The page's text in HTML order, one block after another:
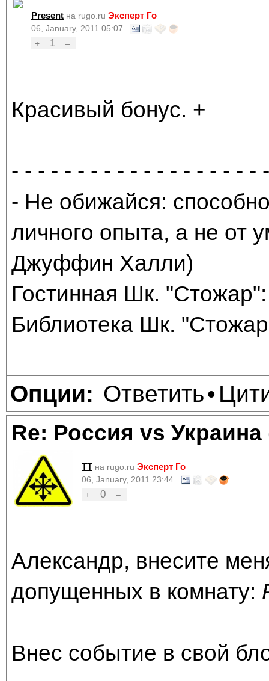
Present на rugo.ru Эксперт Го
06, January, 2011 05:07
+
1 –
Красивый бонус. +
- - - - - - - - - - - - - - - - - - -
- Не обижайся:
личного опыта, а не от
Джуффин Халли)
Гостинная Шк.
Библиотека Шк.
Опции: Ответить•
Re: Россия vs
TT на rugo.ru Эксперт Го
06, January, 2011 23:44
+
0 –
Александр, внесите
допущенных в комнату:
Внес событие в свой